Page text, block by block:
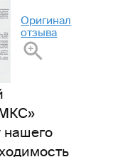
Оригинал
отзыва
нашего